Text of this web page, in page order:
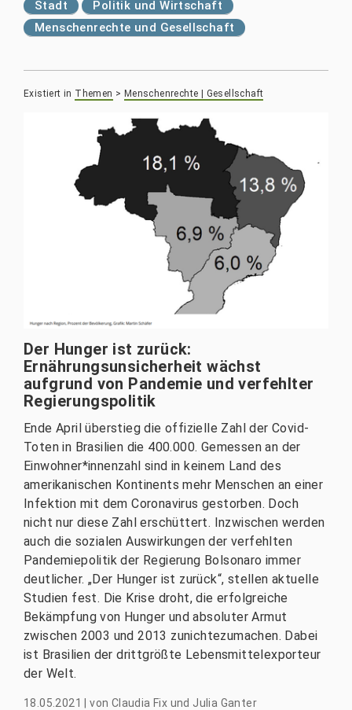
Stadt
Politik und Wirtschaft
Menschenrechte und Gesellschaft
Existiert in Themen > Menschenrechte | Gesellschaft
Der Hunger ist zurück:
Ernährungsunsicherheit wächst
aufgrund von Pandemie und verfehlter
Regierungspolitik
Ende April überstieg die offizielle Zahl der Covid-
Toten in Brasilien die 400.000. Gemessen an der
Einwohner*innenzahl sind in keinem Land des
amerikanischen Kontinents mehr Menschen an einer
Infektion mit dem Coronavirus gestorben. Doch
nicht nur diese Zahl erschüttert. Inzwischen werden
auch die sozialen Auswirkungen der verfehlten
Pandemiepolitik der Regierung Bolsonaro immer
deutlicher. „Der Hunger ist zurück“, stellen aktuelle
Studien fest. Die Krise droht, die erfolgreiche
Bekämpfung von Hunger und absoluter Armut
zwischen 2003 und 2013 zunichtezumachen. Dabei
ist Brasilien der drittgrößte Lebensmittelexporteur
der Welt.
18.05.2021|von Claudia Fix und Julia Ganter